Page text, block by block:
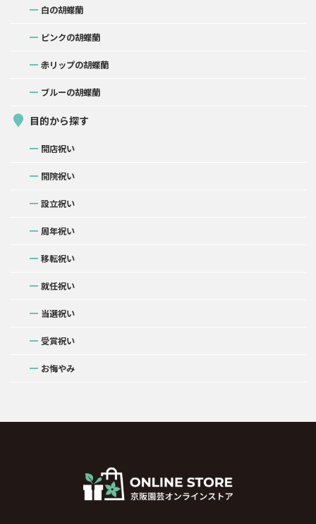
白の胡蝶蘭
ピンクの胡蝶蘭
赤リップの胡蝶蘭
ブルーの胡蝶蘭
目的から探す
開店祝い
開院祝い
設立祝い
周年祝い
移転祝い
就任祝い
当選祝い
受賞祝い
お悔やみ